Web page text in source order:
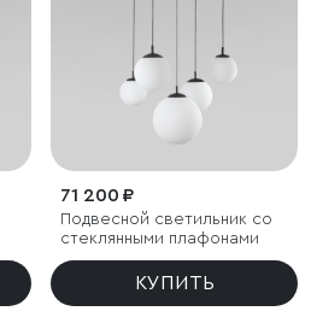
71 200 ₽
Подвесной светильник со
стеклянными плафонами
КУПИТЬ